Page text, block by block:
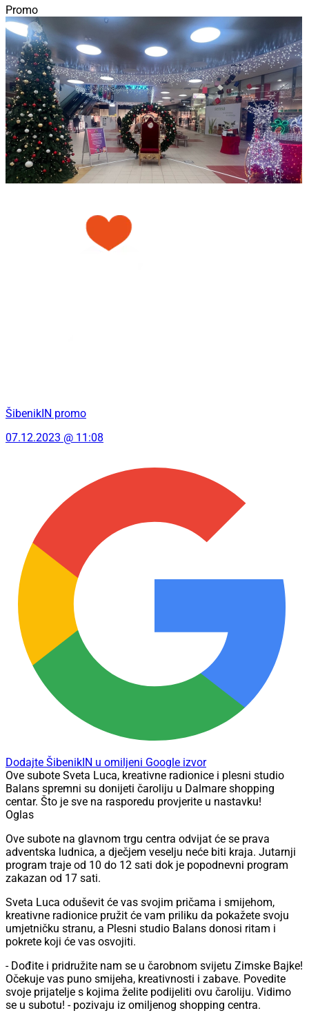
Promo
ŠibenikIN promo
07.12.2023 @ 11:08
Dodajte ŠibenikIN u omiljeni Google izvor
Ove subote Sveta Luca, kreativne radionice i plesni studio
Balans spremni su donijeti čaroliju u Dalmare shopping
centar. Što je sve na rasporedu provjerite u nastavku!
Oglas
Ove subote na glavnom trgu centra odvijat će se prava
adventska ludnica, a dječjem veselju neće biti kraja. Jutarnji
program traje od 10 do 12 sati dok je popodnevni program
zakazan od 17 sati.
Sveta Luca oduševit će vas svojim pričama i smijehom,
kreativne radionice pružit će vam priliku da pokažete svoju
umjetničku stranu, a Plesni studio Balans donosi ritam i
pokrete koji će vas osvojiti.
- Dođite i pridružite nam se u čarobnom svijetu Zimske Bajke!
Očekuje vas puno smijeha, kreativnosti i zabave. Povedite
svoje prijatelje s kojima želite podijeliti ovu čaroliju. Vidimo
se u subotu! - pozivaju iz omiljenog shopping centra.